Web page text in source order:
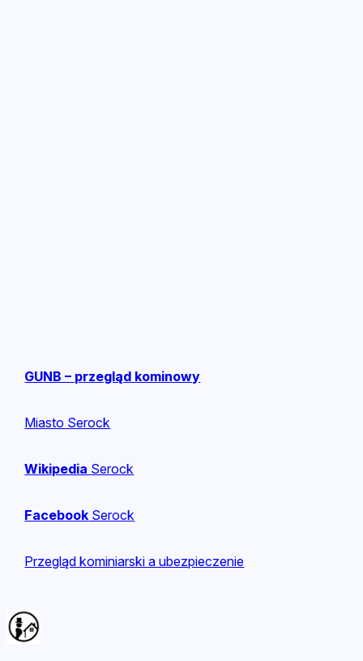
GUNB – przegląd kominowy
Miasto Serock
Wikipedia Serock
FacebookSerock
Przegląd kominiarski a ubezpieczenie